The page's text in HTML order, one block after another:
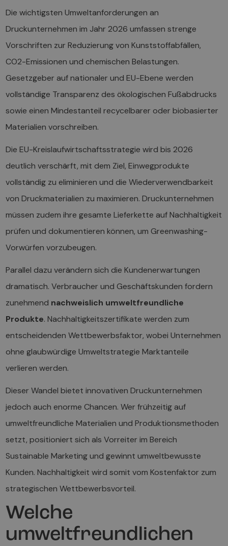
Die wichtigsten Umweltanforderungen an
Druckunternehmen im Jahr 2026 umfassen strenge
Vorschriften zur Reduzierung von Kunststoffabfällen,
CO2-Emissionen und chemischen Belastungen.
Gesetzgeber auf nationaler und EU-Ebene werden
vollständige Transparenz des ökologischen Fußabdrucks
sowie einen Mindestanteil recycelbarer oder biobasierter
Materialien vorschreiben.
Die EU-Kreislaufwirtschaftsstrategie wird bis 2026
deutlich verschärft, mit dem Ziel, Einwegprodukte
vollständig zu eliminieren und die Wiederverwendbarkeit
von Druckmaterialien zu maximieren. Druckunternehmen
müssen zudem ihre gesamte Lieferkette auf Nachhaltigkeit
prüfen und dokumentieren können, um Greenwashing-
Vorwürfen vorzubeugen.
Parallel dazu verändern sich die Kundenerwartungen
dramatisch. Verbraucher und Geschäftskunden fordern
zunehmend nachweislich umweltfreundliche
Produkte. Nachhaltigkeitszertifikate werden zum
entscheidenden Wettbewerbsfaktor, wobei Unternehmen
ohne glaubwürdige Umweltstrategie Marktanteile
verlieren werden.
Dieser Wandel bietet innovativen Druckunternehmen
jedoch auch enorme Chancen. Wer frühzeitig auf
umweltfreundliche Materialien und Produktionsmethoden
setzt, positioniert sich als Vorreiter im Bereich
Sustainable Marketing und gewinnt umweltbewusste
Kunden. Nachhaltigkeit wird somit vom Kostenfaktor zum
strategischen Wettbewerbsvorteil.
Welche
umweltfreundlichen